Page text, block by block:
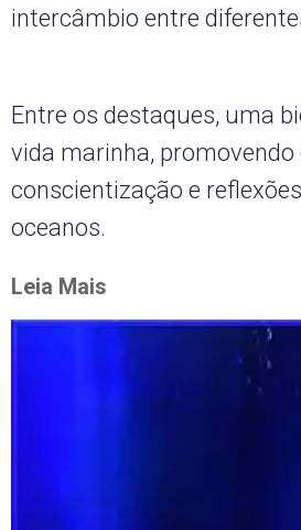
intercâmbio entre
Entre os destaques, uma
vida marinha,
conscientização e
oceanos.
Leia Mais